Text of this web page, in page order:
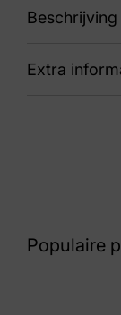
Beschrijving
90
Extra
Populaire